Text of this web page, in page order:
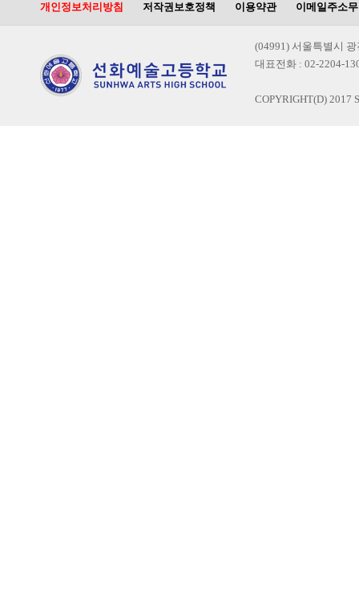
개인정보처리방침 저작권보호정책 이용약관 이메일주소
(04991) 서울특별시
대표전화 : 02-2204-
COPYRIGHT(D) 2017